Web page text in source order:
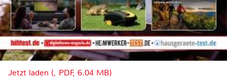
Jetzt laden (, PDF, 6.04 MB)